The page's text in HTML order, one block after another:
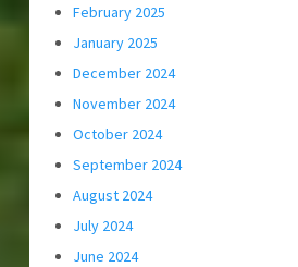
February 2025
January 2025
December 2024
November 2024
October 2024
September 2024
August 2024
July 2024
June 2024